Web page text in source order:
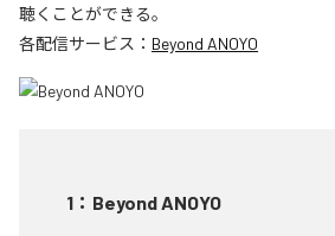
聴くことができる。
各配信サービス： Beyond ANOYO
1 ： Beyond ANOYO